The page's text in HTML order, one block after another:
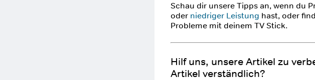
Schau dir unsere Tipps an, wenn du
oder niedriger Leistung hast, oder
Probleme mit deinem TV Stick.
Hilf uns, unsere Artikel zu
Artikel verständlich?